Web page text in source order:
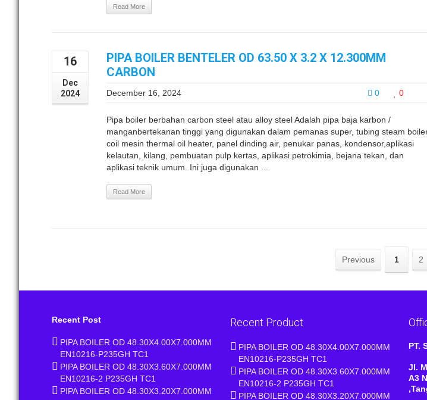
Read More
16
Dec
2024
PIPA BOILER BENTELER OD 63.50 X 3.2 X 12.300MM
CARBON
0 0
December 16, 2024
Pipa boiler berbahan carbon steel atau alloy steel Adalah pipa baja karbon /
manganbertekanan tinggi yang digunakan dalam pemanas super, tubing steam
coil mesin thermal oil heater, panel dinding air, penukar panas, kondensor,aplikasi
kelautan, kilang, pembuatan pulp kertas, aplikasi petrokimia, bejana tekan, dan
aplikasi teknik umum. Ini juga digunakan ...
Read More
Previous 1 2
Recent Post
PIPA BOILER OD 48.30X4.00X7.000MM
EN10216-P235GH TC1
PIPA BOILER OD 48.30X3.60X7.000MM
EN10216-2 P235GH TC1
PIPA BOILER OD 48.30X3.20X7.000MM
Recent Product
PIPA BOILER OD 48.30X4.00X7.000MM
EN10216-P235GH TC1
PIPA BOILER OD 48.30X3.60X7.000MM
EN10216-2 P235GH TC1
PIPA BOILER OD 48.30X3.20X7.000MM
PT.
Jl.
A3